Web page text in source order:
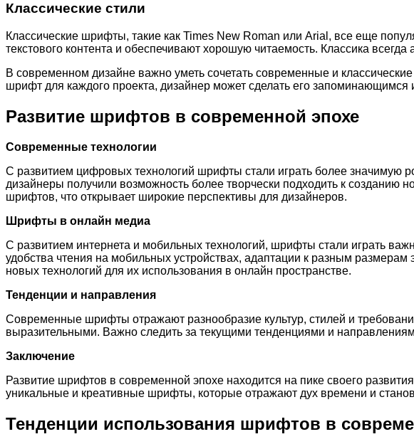
Классические стили
Классические шрифты, такие как Times New Roman или Arial, все еще
текстового контента и обеспечивают хорошую читаемость. Классика
В современном дизайне важно уметь сочетать современные и
шрифт для каждого проекта, дизайнер может сделать его
Развитие шрифтов в современной эпохе
Современные технологии
С развитием цифровых технологий шрифты стали играть более значимую
дизайнеры получили возможность более творчески подходить к
шрифтов, что открывает широкие перспективы для дизайнеров.
Шрифты в онлайн медиа
С развитием интернета и мобильных технологий, шрифты стали играть
удобства чтения на мобильных устройствах, адаптации к разным
новых технологий для их использования в онлайн пространстве.
Тенденции и направления
Современные шрифты отражают разнообразие культур, стилей и
выразительными. Важно следить за текущими тенденциями и
Заключение
Развитие шрифтов в современной эпохе находится на пике своего
уникальные и креативные шрифты, которые отражают дух времени и
Тенденции использования шрифтов в